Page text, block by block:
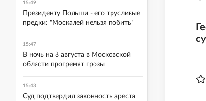
15:49
Президенту Польши - его трусливые
предки: "Москалей нельзя побить"
15:47
В ночь на 8 августа в Московской
области прогремят грозы
15:43
Суд подтвердил законность ареста